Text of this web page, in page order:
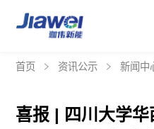
首页
走进珈伟
首页 资讯公示 新闻中
喜报 | 四川大学